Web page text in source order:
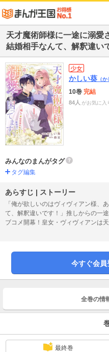
天才魔術師様に一途に溺愛
結婚相手なんて、解釈違い
少女
かしい葵 （
10巻 完結
84人 がお気に入
みんなのまんがタグ
タグ編集
あらすじ | ストーリー
「俺が欲しいのはヴィヴィアン様
て、解釈違いです！」推しからの一
ブコメ開幕！皇女・ヴィヴィアンは
活を生き甲斐としている。ある日、
闘するヴィヴィアンだが、エレンか
結婚を回避したい皇女×結婚を心か
今すぐ会員
全巻の情
最終巻